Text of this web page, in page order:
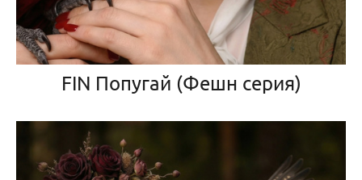
FIN Попугай (Фешн серия)